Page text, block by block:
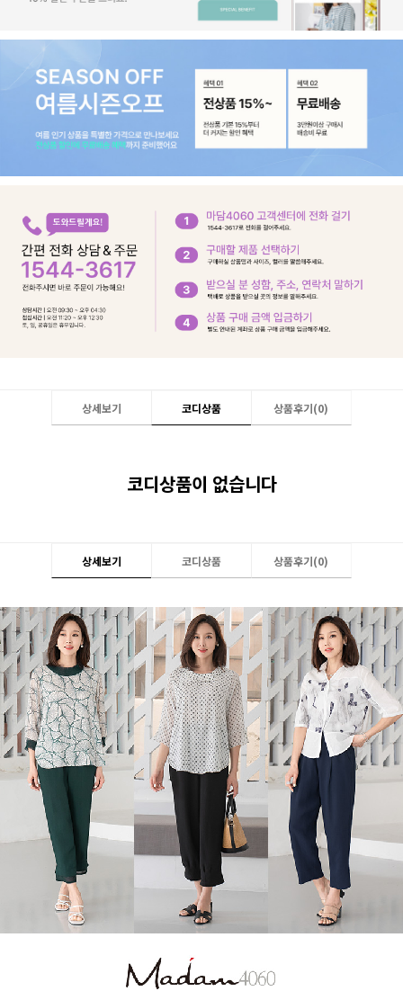
상세보기 코디상품 상품후기(0)
코디상품이 없습니다
상세보기 코디상품 상품후기(0)